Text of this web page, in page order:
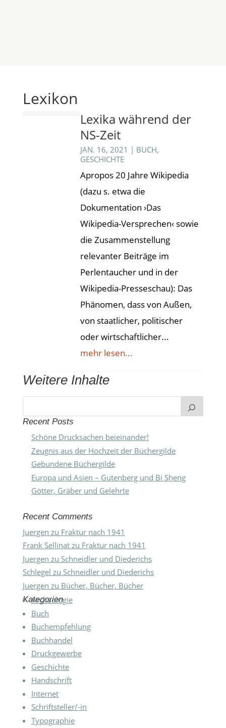
Lexikon
Lexika während der
NS-Zeit
JAN. 16, 2021 | BUCH,
GESCHICHTE
Apropos 20 Jahre Wikipedia
(dazu s. etwa die
Dokumentation ›Das
Wikipedia-Versprechen‹ sowie
die Zusammenstellung
relevanter Beiträge im
Perlentaucher und in der
Wikipedia-Presseschau): Das
Phänomen, dass von Außen,
von staatlicher, politischer
oder wirtschaftlicher...
mehr lesen...
Weitere Inhalte
Recent Posts
Schöne Drucksachen beieinander!
Zeugnis aus der Hochzeit der Büchergilde
Gebundene Büchergilde
Europa und Asien – Gutenberg und Bi Sheng
Götter, Gräber und Gelehrte
Recent Comments
Juergen zu Fraktur nach 1941
Frank Sellinatzu Fraktur nach 1941
Juergen zu Schneidler und Diederichs
Schlegel zu Schneidler und Diederichs
Juergen zu Bücher, Bücher, Bücher
Kategorien
Archäologie
Buch
Buchempfehlung
Buchhandel
Druckgewerbe
Geschichte
Handschrift
Internet
Schriftsteller/-in
Typographie